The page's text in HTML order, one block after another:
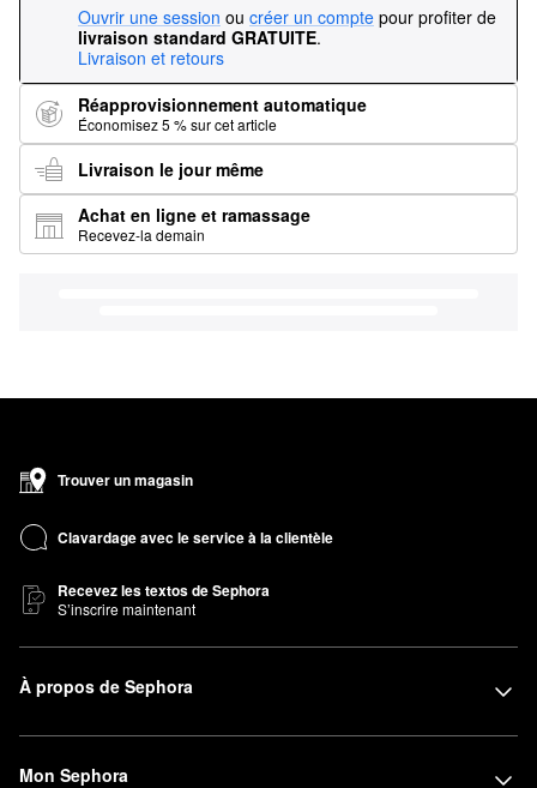
Ouvrir une session ou créer un compte pour profiter de
livraison standard GRATUITE.
Livraison et retours
Réapprovisionnement automatique
Économisez 5 % sur cet article
Livraison le jour même
Achat en ligne et ramassage
Recevez-la demain
Trouver un magasin
Clavardage avec le service à la clientèle
Recevez les textos de Sephora
S’inscrire maintenant
À propos de Sephora
Mon Sephora